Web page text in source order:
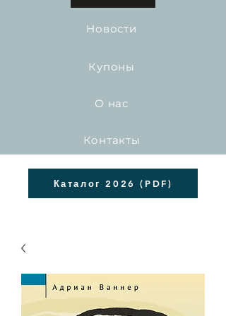
Новости
Купоны
О нас
Контакты
Каталог 2026 (PDF)